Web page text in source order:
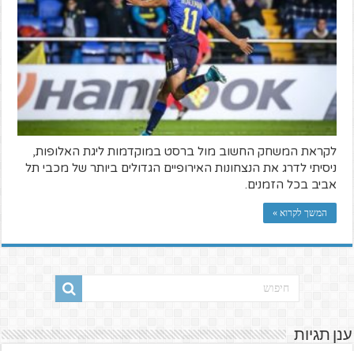
לקראת המשחק החשוב מול ברסט במוקדמות ליגת האלופות,
ניסיתי לדרג את הנצחונות האירופיים הגדולים ביותר של מכבי תל
אביב בכל הזמנים.
המשך לקרוא »
ענן תגיות